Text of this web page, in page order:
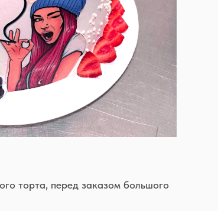
торта, перед заказом большого